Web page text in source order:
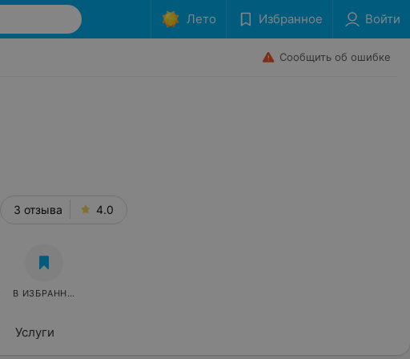
Лето Избранное Войти
Сообщить об ошибке
Услуги
3 отзыва 4.0
В ИЗБРАННОЕ